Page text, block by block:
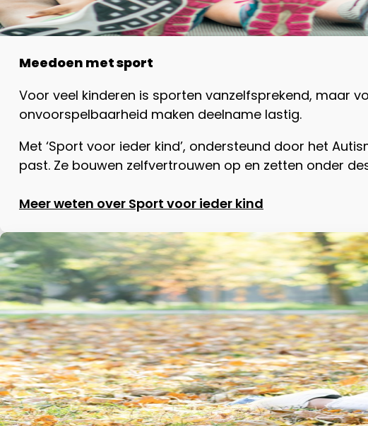
Meedoen met sport
Voor veel kinderen is sporten vanzelfsprekend, maar
onvoorspelbaarheid maken deelname lastig.
Met ‘Sport voor ieder kind’, ondersteund door het
past. Ze bouwen zelfvertrouwen op en zetten onder
Meer weten over Sport voor ieder kind